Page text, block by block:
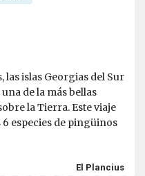
las islas Georgias del Sur
de la más bellas
la Tierra. Este viaje
especies de pingüinos
El Plancius